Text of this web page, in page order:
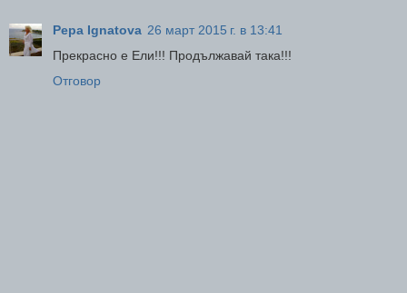
Pepa Ignatova 26 март 2015 г. в 13:41
Прекрасно е Ели!!! Продължавай така!!!
Отговор